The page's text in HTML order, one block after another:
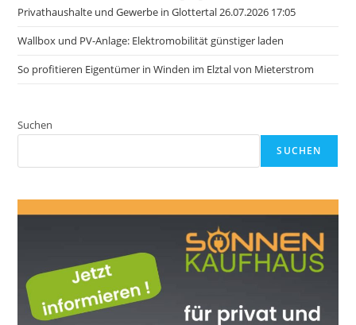
Privathaushalte und Gewerbe in Glottertal 26.07.2026 17:05
Wallbox und PV-Anlage: Elektromobilität günstiger laden
So profitieren Eigentümer in Winden im Elztal von Mieterstrom
Suchen
SUCHEN